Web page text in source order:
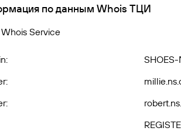
по данным Whois ТЦИ
Whois Service
:
SHOES-
:
: